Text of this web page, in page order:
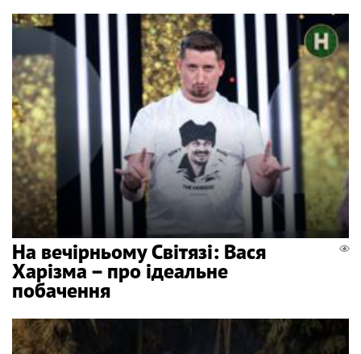
На вечірньому Світязі: Вася
Харізма – про ідеальне
побачення